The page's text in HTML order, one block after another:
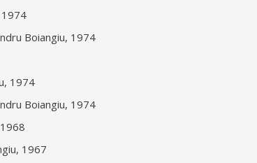
1974
Boiangiu, 1974
1974
Boiangiu, 1974
1967